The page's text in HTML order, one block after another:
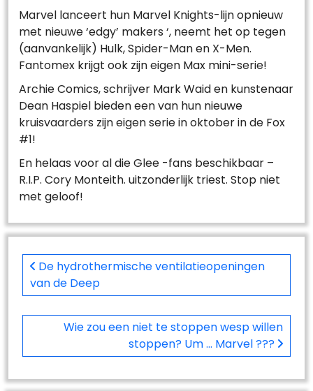
Marvel lanceert hun Marvel Knights-lijn opnieuw
met nieuwe ‘edgy’ makers ‘, neemt het op tegen
(aanvankelijk) Hulk, Spider-Man en X-Men.
Fantomex krijgt ook zijn eigen Max mini-serie!
Archie Comics, schrijver Mark Waid en kunstenaar
Dean Haspiel bieden een van hun nieuwe
kruisvaarders zijn eigen serie in oktober in de Fox
#1!
En helaas voor al die Glee -fans beschikbaar –
R.I.P. Cory Monteith. uitzonderlijk triest. Stop niet
met geloof!
navigation
De hydrothermische ventilatieopeningen
van de Deep
Wie zou een niet te stoppen wesp willen
stoppen? Um … Marvel ???